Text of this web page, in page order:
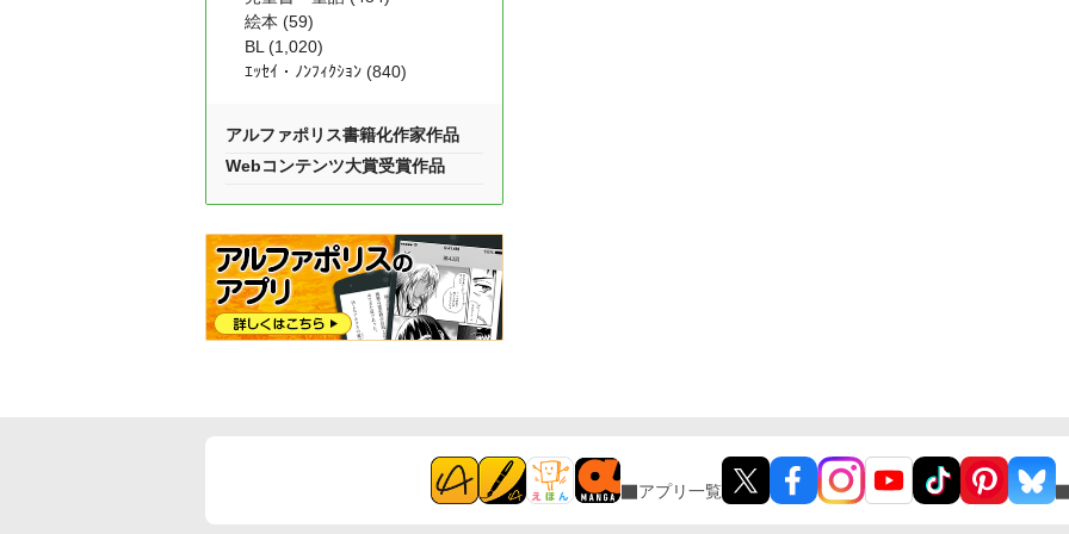
絵本 (59)
BL (1,020)
ｴｯｾｲ・ﾉﾝﾌｨｸｼｮﾝ (840)
アルファポリス書籍化作家作品
Webコンテンツ大賞受賞作品
アプリ一覧